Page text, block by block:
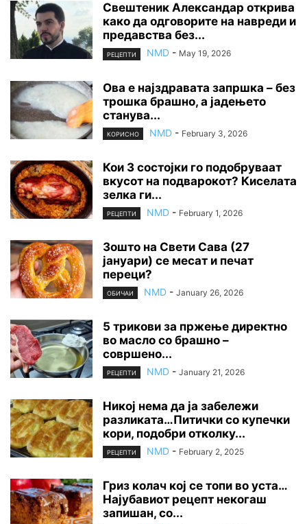
Свештеник Александар открива
како да одговорите на навреди и
предавства без...
РЕЦЕПТИ NMD - May 19, 2026
Ова е најздравата запршка – без
трошка брашно, а јадењето
станува...
КОРИСНО NMD - February 3, 2026
Кои 3 состојки го подобруваат
вкусот на подварокот? Киселата
зелка ги...
РЕЦЕПТИ NMD - February 1, 2026
Зошто на Свети Сава (27
јануари) се месат и печат
переци?
ОБИЧАИ NMD - January 26, 2026
5 трикови за пржење директно
во масло со брашно –
совршено...
РЕЦЕПТИ NMD - January 21, 2026
Никој нема да ја забележи
разликата…Питички со купечки
кори, подобри отколку...
РЕЦЕПТИ NMD - February 2, 2025
Гриз колач кој се топи во уста…
Најубавиот рецепт некогаш
запишан, со...